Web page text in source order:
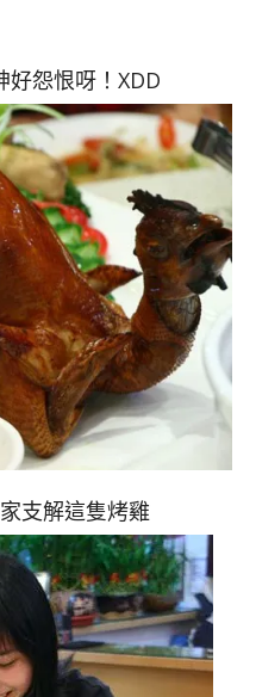
好怨恨呀！XDD
支解這隻烤雞